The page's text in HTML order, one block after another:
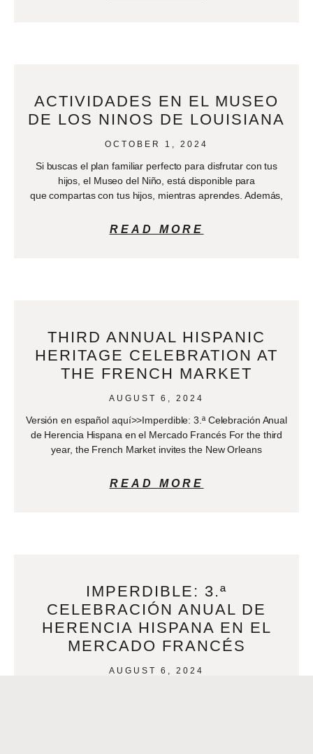
ACTIVIDADES EN EL MUSEO
DE LOS NINOS DE LOUISIANA
OCTOBER 1, 2024
Si buscas el plan familiar perfecto para disfrutar con tus
hijos, el Museo del Niño, está disponible para
que compartas con tus hijos, mientras aprendes. Además,
READ MORE
THIRD ANNUAL HISPANIC
HERITAGE CELEBRATION AT
THE FRENCH MARKET
AUGUST 6, 2024
Versión en español aquí>>Imperdible: 3.ª Celebración Anual
de Herencia Hispana en el Mercado Francés For the third
year, the French Market invites the New Orleans
READ MORE
IMPERDIBLE: 3.ª
CELEBRACIÓN ANUAL DE
HERENCIA HISPANA EN EL
MERCADO FRANCÉS
AUGUST 6, 2024